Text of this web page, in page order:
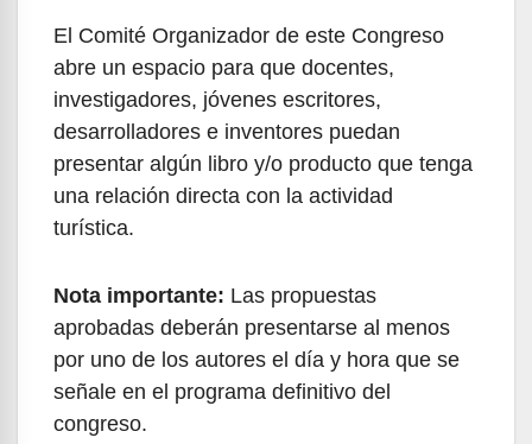
El Comité Organizador de este Congreso
abre un espacio para que docentes,
investigadores, jóvenes escritores,
desarrolladores e inventores puedan
presentar algún libro y/o producto que tenga
una relación directa con la actividad
turística.
Nota importante: Las propuestas
aprobadas deberán presentarse al menos
por uno de los autores el día y hora que se
señale en el programa definitivo del
congreso.